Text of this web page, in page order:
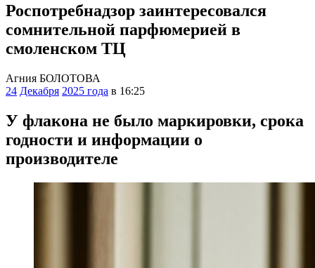
Роспотребнадзор заинтересовался
сомнительной парфюмерией в
смоленском ТЦ
Агния БОЛОТОВА
24 Декабря 2025 года в 16:25
У флакона не было маркировки, срока
годности и информации о
производителе